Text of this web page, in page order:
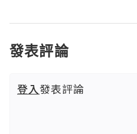
發表評論
登入發表評論